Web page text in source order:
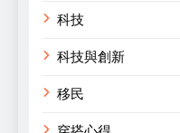
科技
科技與創新
移民